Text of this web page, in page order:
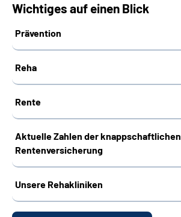
Wichtiges auf einen Blick
Prävention
Reha
Rente
Aktuelle Zahlen der knappschaftlichen
Rentenversicherung
Unsere Rehakliniken